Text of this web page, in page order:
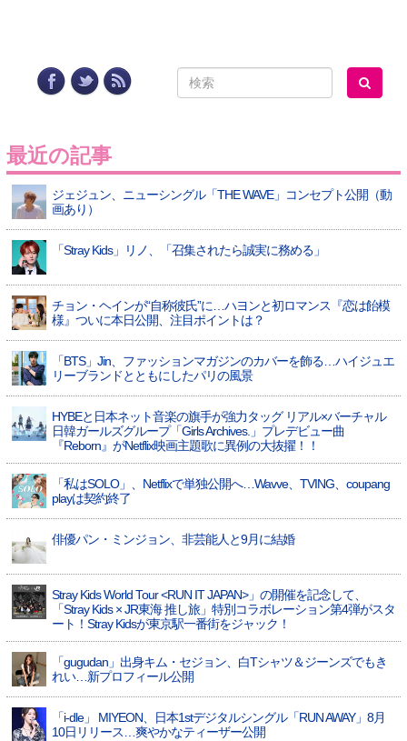
最近の記事
ジェジュン、ニューシングル「THE WAVE」コンセプト公開（動
画あり）
「Stray Kids」リノ、「召集されたら誠実に務める」
チョン・ヘインが“自称彼氏”に…ハヨンと初ロマンス『恋は飴模
様』ついに本日公開、注目ポイントは？
「BTS」Jin、ファッションマガジンのカバーを飾る…ハイジュエ
リーブランドとともにしたパリの風景
HYBEと日本ネット音楽の旗手が強力タッグ リアル×バーチャル
日韓ガールズグループ「Girls Archives.」プレデビュー曲
『Reborn』がNetflix映画主題歌に異例の大抜擢！！
「私はSOLO」、Netflixで単独公開へ…Wavve、TVING、coupang
playは契約終了
俳優パン・ミンジョン、非芸能人と9月に結婚
Stray Kids World Tour <RUN IT JAPAN>」の開催を記念して、
「Stray Kids × JR東海 推し旅」特別コラボレーション第4弾がスタ
ート！Stray Kidsが東京駅一番街をジャック！
「gugudan」出身キム・セジョン、白Tシャツ＆ジーンズでもき
れい…新プロフィール公開
「i-dle」 MIYEON、日本1stデジタルシングル「RUN AWAY」8月
10日リリース…爽やかなティーザー公開